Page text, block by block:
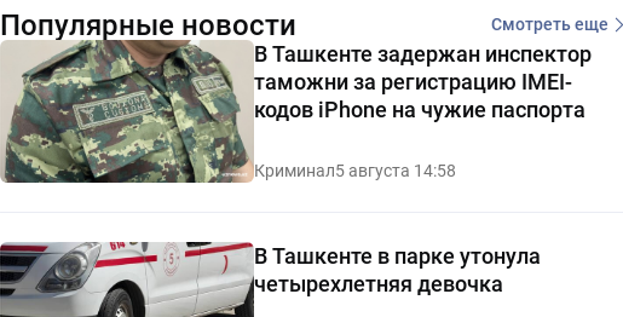
Популярные новости Смотреть еще
В Ташкенте задержан инспектор
таможни за регистрацию IMEI-
кодов iPhone на чужие паспорта
Криминал5 августа 14:58
В Ташкенте в парке утонула
четырехлетняя девочка